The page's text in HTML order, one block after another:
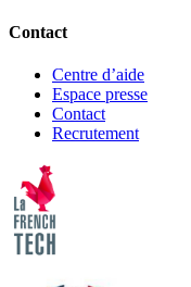
Contact
Centre d’aide
Espace presse
Contact
Recrutement